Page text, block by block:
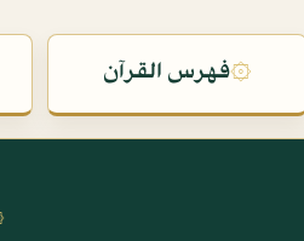
۞فهرس القرآن